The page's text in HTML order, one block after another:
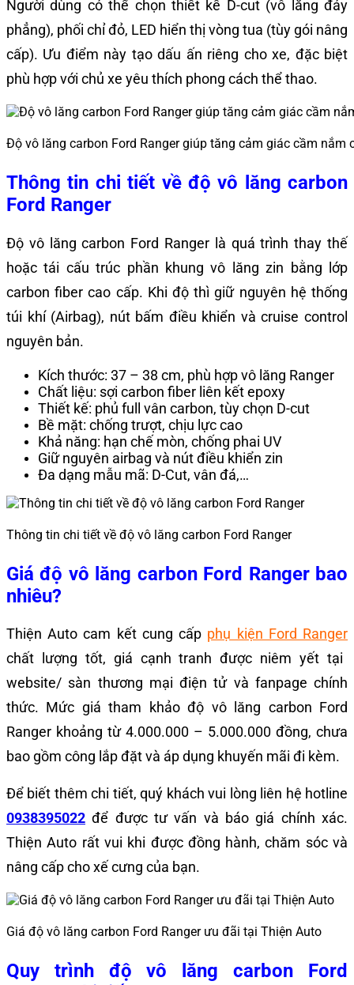
Người dùng có thể chọn thiết kế D-cut (vô lăng đáy
phẳng), phối chỉ đỏ, LED hiển thị vòng tua (tùy gói nâng
cấp). Ưu điểm này tạo dấu ấn riêng cho xe, đặc biệt
phù hợp với chủ xe yêu thích phong cách thể thao.
Độ vô lăng carbon Ford Ranger giúp tăng cảm giác cầm nắm
Thông tin chi tiết về độ vô lăng carbon
Ford Ranger
Độ vô lăng carbon Ford Ranger là quá trình thay thế
hoặc tái cấu trúc phần khung vô lăng zin bằng lớp
carbon fiber cao cấp. Khi độ thì giữ nguyên hệ thống
túi khí (Airbag), nút bấm điều khiển và cruise control
nguyên bản.
Kích thước: 37 – 38 cm, phù hợp vô lăng Ranger
Chất liệu: sợi carbon fiber liên kết epoxy
Thiết kế: phủ full vân carbon, tùy chọn D-cut
Bề mặt: chống trượt, chịu lực cao
Khả năng: hạn chế mòn, chống phai UV
Giữ nguyên airbag và nút điều khiển zin
Đa dạng mẫu mã: D-Cut, vân đá,…
Thông tin chi tiết về độ vô lăng carbon Ford Ranger
Giá độ vô lăng carbon Ford Ranger bao
nhiêu?
Thiện Auto cam kết cung cấp phụ kiện Ford Ranger
chất lượng tốt, giá cạnh tranh được niêm yết tại
website/ sàn thương mại điện tử và fanpage chính
thức. Mức giá tham khảo độ vô lăng carbon Ford
Ranger khoảng từ 4.000.000 – 5.000.000 đồng, chưa
bao gồm công lắp đặt và áp dụng khuyến mãi đi kèm.
Để biết thêm chi tiết, quý khách vui lòng liên hệ hotline
0938395022 để được tư vấn và báo giá chính xác.
Thiện Auto rất vui khi được đồng hành, chăm sóc và
nâng cấp cho xế cưng của bạn.
Giá độ vô lăng carbon Ford Ranger ưu đãi tại Thiện Auto
Quy trình độ vô lăng carbon Ford